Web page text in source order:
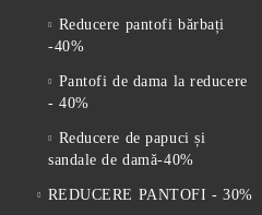
Reducere pantofi bărbați
-40%
Pantofi de dama la reducere
- 40%
Reducere de papuci și
sandale de damă-40%
REDUCERE PANTOFI - 30%